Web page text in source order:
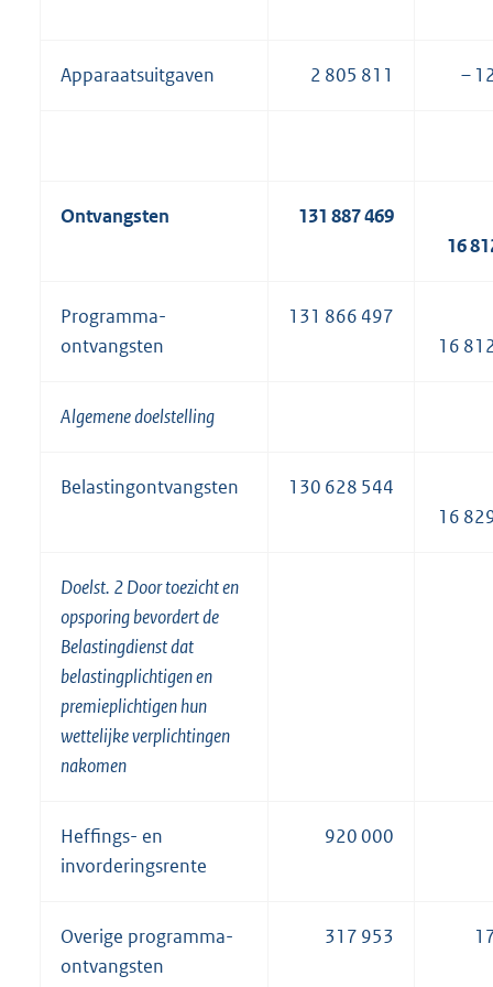
Apparaatsuitgaven 2 805 811 –
Ontvangsten
131 887 469
16
Programma-
ontvangsten
131 866 497
16
Algemene doelstelling
Belastingontvangsten
130 628 544
16
Doelst. 2 Door toezicht en
opsporing bevordert de
Belastingdienst dat
belastingplichtigen en
premieplichtigen hun
wettelijke verplichtingen
nakomen
Heffings- en
invorderingsrente
920 000
Overige programma-
ontvangsten
317 953